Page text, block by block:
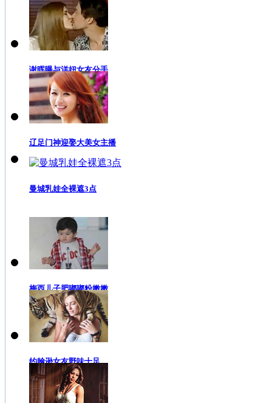
谢晖曝与洋妞女友分手
辽足门神迎娶大美女主播
曼城乳娃全裸遮3点
梅西儿子肥嘟嘟粉嫩嫩
约翰逊女友野味十足